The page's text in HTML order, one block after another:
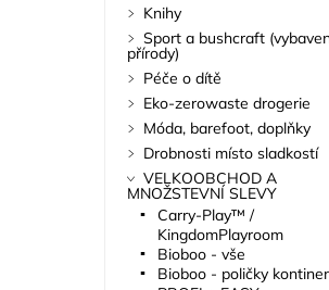
Knihy
Sport a bushcraft
přírody)
Péče o dítě
Eko-zerowaste drogerie
Móda, barefoot, doplňky
Drobnosti místo sladkostí
VELKOOBCHOD A
MNOŽSTEVNÍ SLEVY
Carry-Play™ /
KingdomPlayroom
Bioboo - vše
Bioboo - poličky